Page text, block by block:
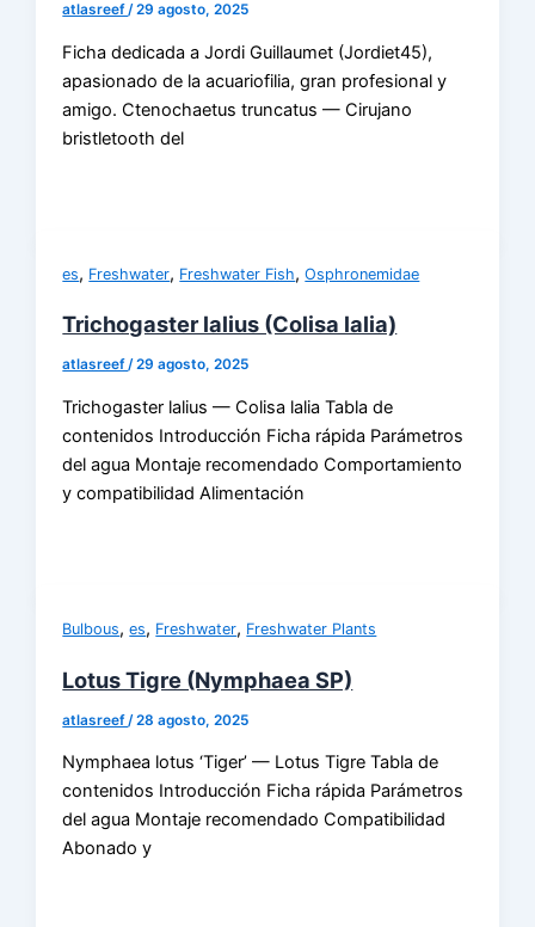
atlasreef/29 agosto, 2025
Ficha dedicada a Jordi Guillaumet (Jordiet45),
apasionado de la acuariofilia, gran profesional y
amigo. Ctenochaetus truncatus — Cirujano
bristletooth del
es, Freshwater, Freshwater Fish,Osphronemidae
Trichogaster lalius (Colisa lalia)
atlasreef/29 agosto, 2025
Trichogaster lalius — Colisa lalia Tabla de
contenidos Introducción Ficha rápida Parámetros
del agua Montaje recomendado Comportamiento
y compatibilidad Alimentación
Bulbous,es, Freshwater, Freshwater Plants
Lotus Tigre (Nymphaea SP)
atlasreef /28 agosto, 2025
Nymphaea lotus ‘Tiger’ — Lotus Tigre Tabla de
contenidos Introducción Ficha rápida Parámetros
del agua Montaje recomendado Compatibilidad
Abonado y